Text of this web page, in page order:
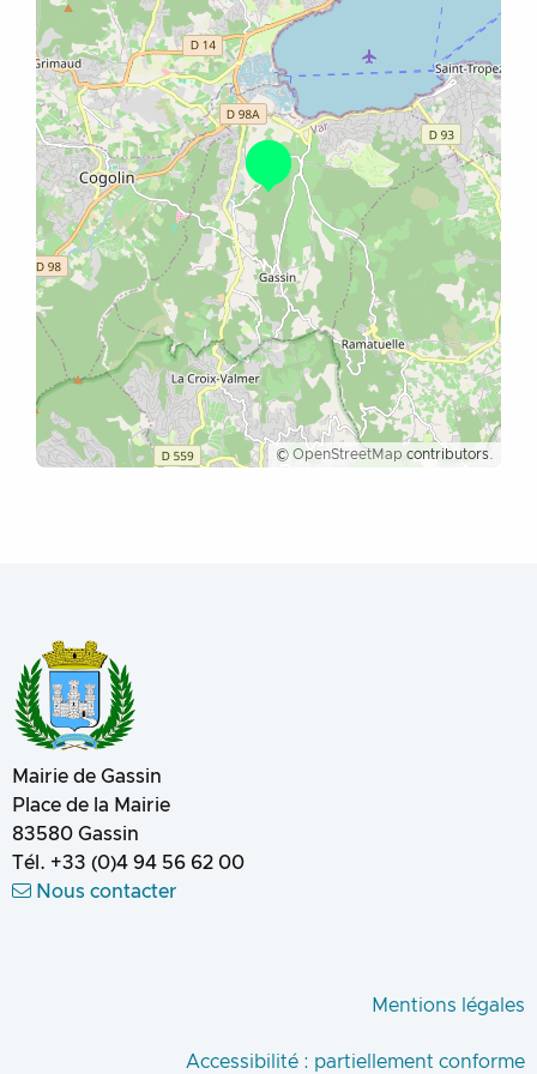
© OpenStreetMap contributors.
Mairie de Gassin
Place de la Mairie
83580 Gassin
Tél. +33 (0)4 94 56 62 00
Nous contacter
Mentions légales
Accessibilité : partiellement conforme